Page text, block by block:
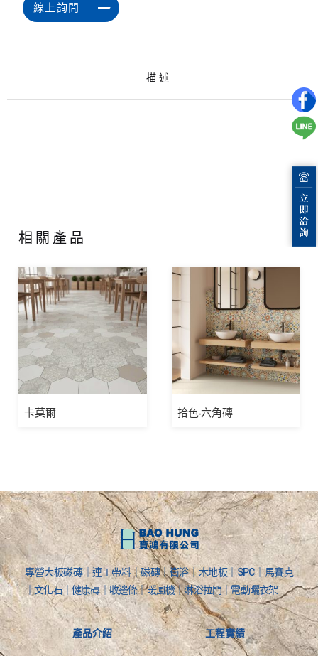
線上詢問
描述
相關產品
卡莫爾 拾色-六角磚
專營大板磁磚｜連工帶料｜磁磚｜衛浴｜木地板｜SPC｜馬賽克
｜文化石｜健康磚｜收邊條｜暖風機｜淋浴拉門｜電動曬衣架
產品介紹 工程實績